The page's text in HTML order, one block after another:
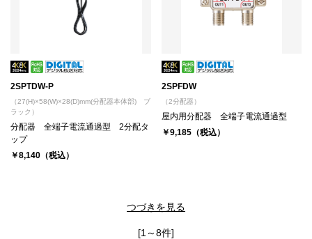
2SPTDW-P
（27(H)×58(W)×28(D)mm(分配器本体部) ブ
ラック）
分配器 全端子電流通過型 2分配タ
ップ
￥8,140（税込）
2SPFDW
（2分配器）
屋内用分配器 全端子電流通過型
￥9,185（税込）
つづきを見る
[1～8件]